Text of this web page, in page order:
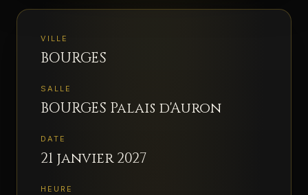
VILLE
BOURGES
SALLE
BOURGES Palais d'Auron
DATE
21 janvier 2027
HEURE